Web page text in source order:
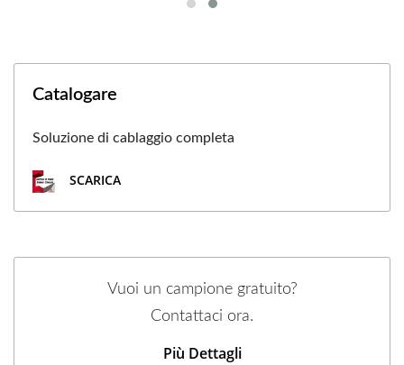
Catalogare
Soluzione di cablaggio completa
SCARICA
Vuoi un campione gratuito?
Contattaci ora.
Più Dettagli